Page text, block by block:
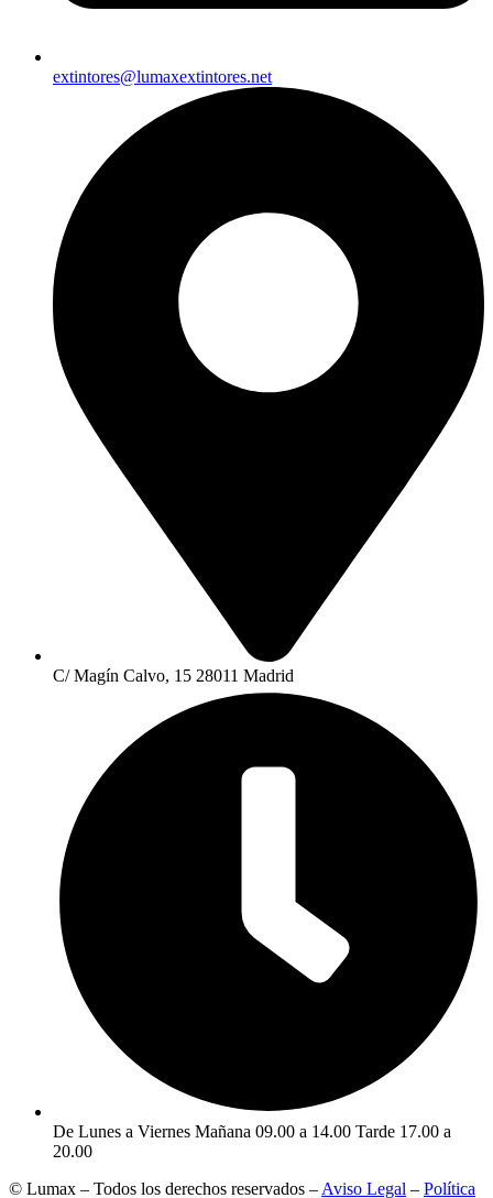
extintores@lumaxextintores.net
C/ Magín Calvo, 15 28011 Madrid
De Lunes a Viernes Mañana 09.00 a 14.00 Tarde 17.00 a
20.00
© Lumax – Todos los derechos reservados – Aviso Legal – Política